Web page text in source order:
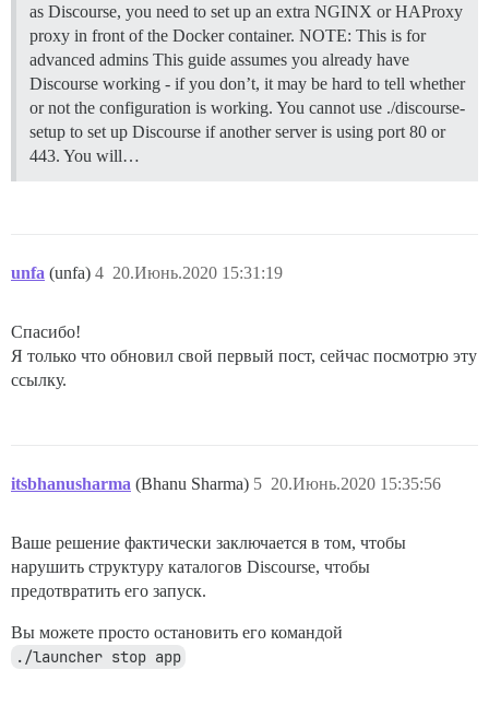
as Discourse, you need to set up an extra NGINX or HAProxy
proxy in front of the Docker container. NOTE: This is for
advanced admins This guide assumes you already have
Discourse working - if you don’t, it may be hard to tell whether
or not the configuration is working. You cannot use ./discourse-
setup to set up Discourse if another server is using port 80 or
443. You will…
unfa (unfa) 20.Июнь.2020 15:31:19
4
Спасибо!
Я только что обновил свой первый пост, сейчас посмотрю эту
ссылку.
itsbhanusharma (Bhanu Sharma) 20.Июнь.2020 15:35:56
5
Ваше решение фактически заключается в том, чтобы
нарушить структуру каталогов Discourse, чтобы
предотвратить его запуск.
Вы можете просто остановить его командой
./launcher stop app